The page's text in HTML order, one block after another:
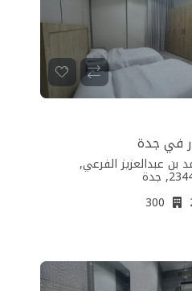
في جدة
بن عبدالعزيز الفرعي,
300